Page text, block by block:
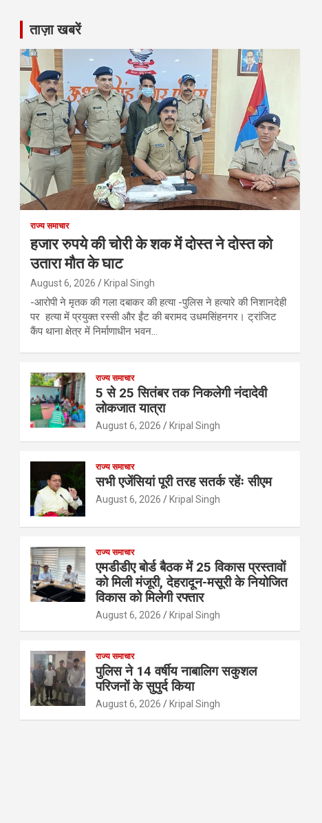
ताज़ा खबरें
राज्य समाचार
हजार रुपये की चोरी के शक में दोस्त ने दोस्त को
उतारा मौत के घाट
August 6, 2026 Kripal Singh
-आरोपी ने मृतक की गला दबाकर की हत्या -पुलिस ने हत्यारे की निशानदेही
पर हत्या में प्रयुक्त रस्सी और ईंट की बरामद उधमसिंहनगर। ट्रांजिट
कैंप थाना क्षेत्र में निर्माणाधीन भवन…
राज्य समाचार
5 से 25 सितंबर तक निकलेगी नंदादेवी
लोकजात यात्रा
August 6, 2026 Kripal Singh
राज्य समाचार
सभी एजेंसियां पूरी तरह सतर्क रहेंः सीएम
August 6, 2026 Kripal Singh
राज्य समाचार
एमडीडीए बोर्ड बैठक में 25 विकास प्रस्तावों
को मिली मंजूरी, देहरादून-मसूरी के नियोजित
विकास को मिलेगी रफ्तार
August 6, 2026 Kripal Singh
राज्य समाचार
पुलिस ने 14 वर्षीय नाबालिग सकुशल
परिजनों के सुपुर्द किया
August 6, 2026 Kripal Singh